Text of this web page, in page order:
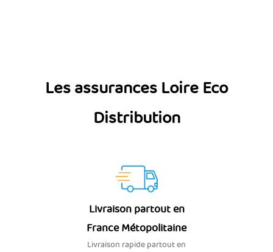
Les assurances Loire Eco
Distribution
Livraison partout en
France Métopolitaine
Livraison rapide partout en